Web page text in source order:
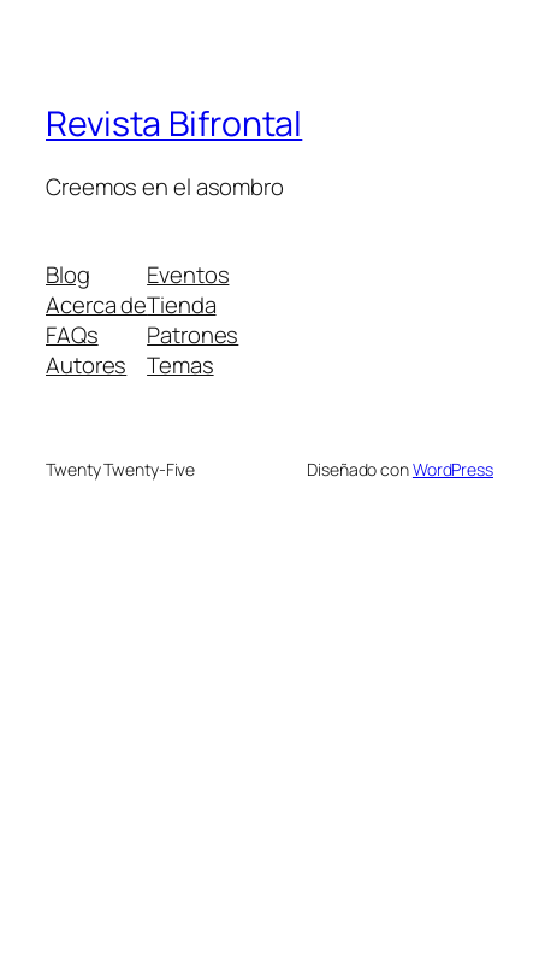
Revista Bifrontal
Creemos en el asombro
Blog
Acerca de
FAQs
Autores
Eventos
Tienda
Patrones
Temas
Twenty Twenty-Five Diseñado conWordPress